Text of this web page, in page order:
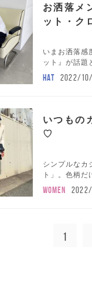
お洒落メ
ット・ク
いまお洒落感
ット』が話題
HAT 2022/
いつもの
♡
シンプルなカ
ト」。色柄
WOMEN
1